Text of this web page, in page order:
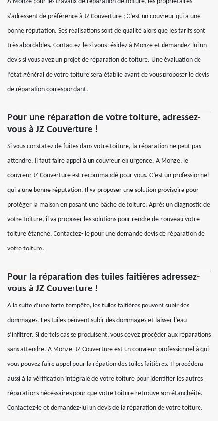
A Monze pour les travaux de réparation de toiture, les propriétaires
s’adressent de préférence à JZ Couverture ; C’est un couvreur qui a une
bonne réputation. Ses réalisations sont de qualité alors que les tarifs sont
très abordables. Contactez-le si vous résidez à Monze et demandez-lui un
devis si vous avez un projet de réparation de toiture. Une évaluation de
l’état général de votre toiture sera établie avant de vous proposer le devis
de réparation correspondant.
Pour une réparation de votre toiture, adressez-
vous à JZ Couverture !
Si vous constatez de fuites dans votre toiture, la réparation ne peut pas
attendre. Il faut faire appel à un couvreur en urgence. A Monze, le
couvreur JZ Couverture est recommandé pour vous. C’est un professionnel
qui a une bonne réputation. Il va proposer une solution provisoire pour
protéger la maison en posant une bâche de toiture. Après un diagnostic de
votre toiture, il va proposer les solutions pour rendre de nouveau votre
toiture étanche. Contactez- le pour une demande devis de réparation de
votre toiture.
Pour la réparation des tuiles faitières adressez-
vous à JZ Couverture !
A la suite d’une forte tempête, les tuiles faitières peuvent subir des
dommages. Les tuiles peuvent subir des dommages et laisser l’eau
s’infiltrer. Si de tels cas se produisent, vous devez procéder aux réparations
sans attendre. A Monze, JZ Couverture est un couvreur professionnel à qui
vous pouvez faire appel pour la répation des tuiles faîtières. Il procédera
aussi à la vérification intégrale de votre toiture pour identifier les autres
réparations nécessaires pour que votre toiture retrouve son étanchéité.
Contactez-le et demandez-lui un devis de la réparation de votre toiture.